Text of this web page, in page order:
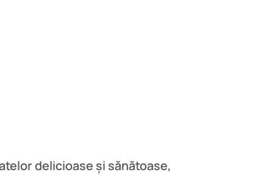
delicioase și sănătoase,